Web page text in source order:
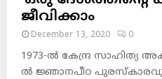
ജീവിക്കാം
December 13, 2020 0
1973-ല്‍ കേന്ദ്ര സാഹിത്യ
ല്‍ ജ്ഞാനപീഠ പുരസ്‌കാരവും